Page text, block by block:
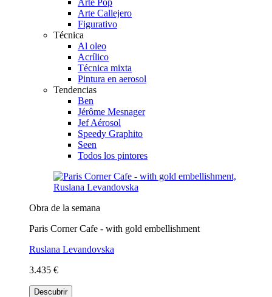
Arte Callejero
Figurativo
Técnica
Al oleo
Acrílico
Técnica mixta
Pintura en aerosol
Tendencias
Ben
Jérôme Mesnager
Jef Aérosol
Speedy Graphito
Seen
Todos los pintores
Obra de la semana
Paris Corner Cafe - with gold embellishment
Ruslana Levandovska
3.435 €
Descubrir